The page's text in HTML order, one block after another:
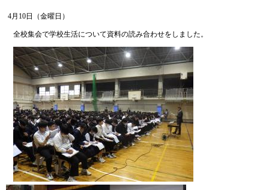
4月10日（金曜日）
全校集会で学校生活について資料の読み合わせをしました。